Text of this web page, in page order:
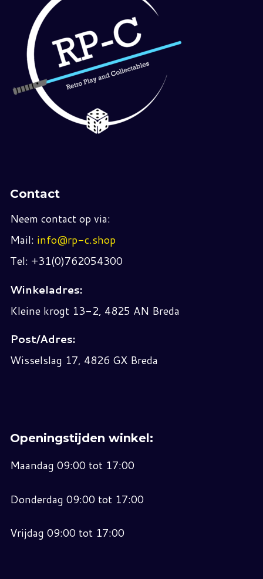
Contact
Neem contact op via:
Mail: info@rp-c.shop
Tel: +31(0)762054300
Winkeladres:
Kleine krogt 13-2, 4825 AN Breda
Post/Adres:
Wisselslag 17, 4826 GX Breda
Openingstijden winkel:
Maandag 09:00 tot 17:00
Donderdag 09:00 tot 17:00
Vrijdag 09:00 tot 17:00